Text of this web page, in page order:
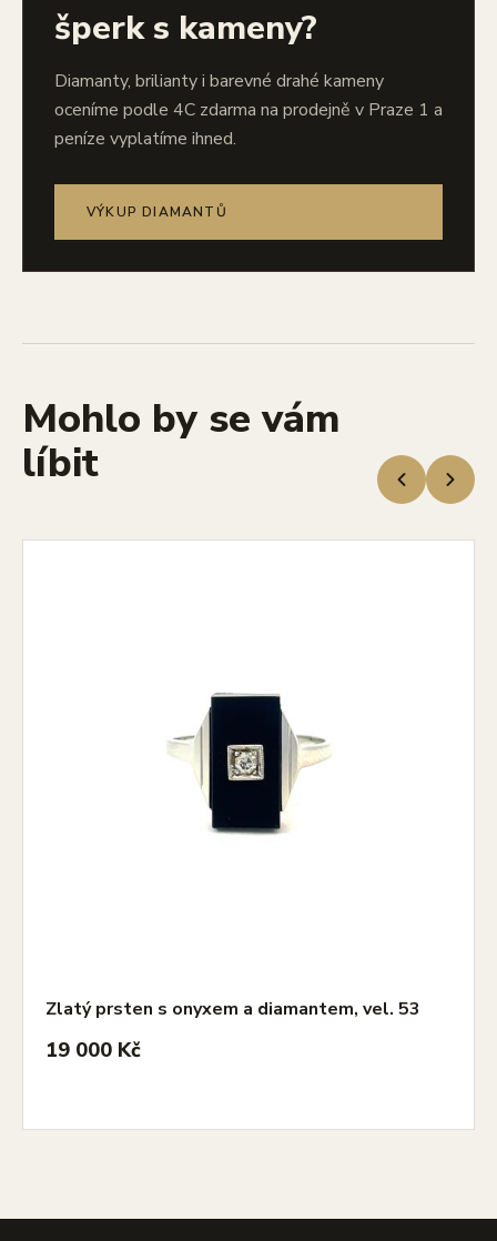
šperk s kameny?
Diamanty, brilianty i barevné drahé kameny
oceníme podle 4C zdarma na prodejně v Praze 1 a
peníze vyplatíme ihned.
VÝKUP DIAMANTŮ
Mohlo by se vám
líbit
Zlatý prsten s onyxem a diamantem, vel. 53
19 000 Kč